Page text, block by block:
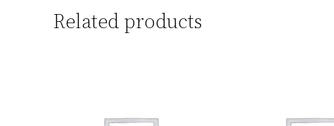
Related products